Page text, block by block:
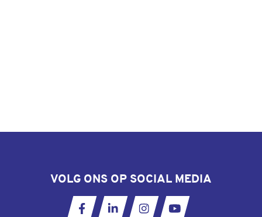
VOLG ONS OP SOCIAL MEDIA
Ga naar onze Facebookpagina
Ga naar onze LinkedIn pagina
Ga naar onze
Ga naar ons